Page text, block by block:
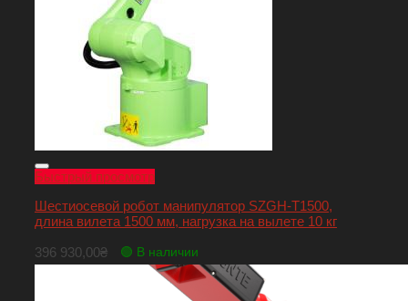
Быстрый просмотр
Шестиосевой робот манипулятор SZGH-T1500,
длина вилета 1500 мм, нагрузка на вылете 10 кг
396 930,00₴ 🟢 В наличии